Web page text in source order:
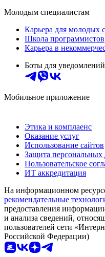
Молодым специалистам
Карьера для молодых
Школа программистов
Карьера в
Боты для уведомлений
Мобильное приложение
Этика и комплаенс
Оказание услуг
Использование сайтов
Защита
Пользовательское
ИТ аккредитация
На информационном
рекомендательные
предоставления
и анализа сведений,
пользователей сети
Российской Федерации)